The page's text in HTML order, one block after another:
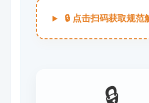
🔒 点击扫码获取规范
🔒